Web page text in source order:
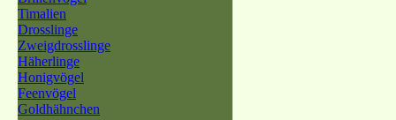
Timalien
Drosslinge
Zweigdrosslinge
Häherlinge
Honigvögel
Feenvögel
Goldhähnchen